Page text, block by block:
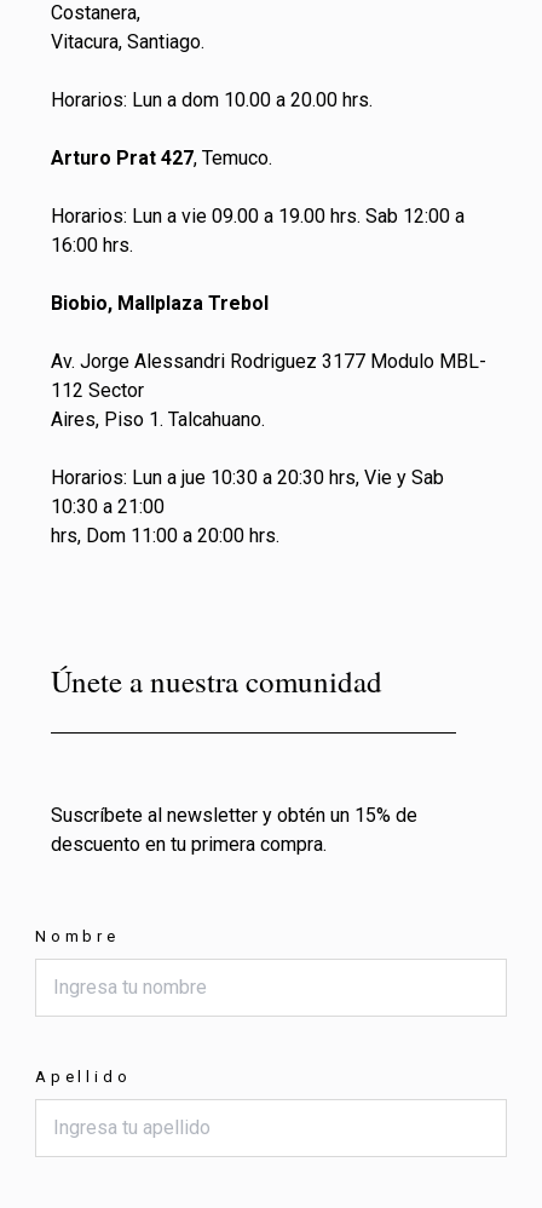
Costanera,
Vitacura, Santiago.
Horarios: Lun a dom 10.00 a 20.00 hrs.
Arturo Prat 427, Temuco.
Horarios: Lun a vie 09.00 a 19.00 hrs. Sab 12:00 a
16:00 hrs.
Biobio, Mallplaza Trebol
Av. Jorge Alessandri Rodriguez 3177 Modulo MBL-
112 Sector
Aires, Piso 1. Talcahuano.
Horarios: Lun a jue 10:30 a 20:30 hrs, Vie y Sab
10:30 a 21:00
hrs, Dom 11:00 a 20:00 hrs.
Únete a nuestra comunidad
Suscríbete al newsletter y obtén un 15% de
descuento en tu primera compra.
Nombre
Apellido